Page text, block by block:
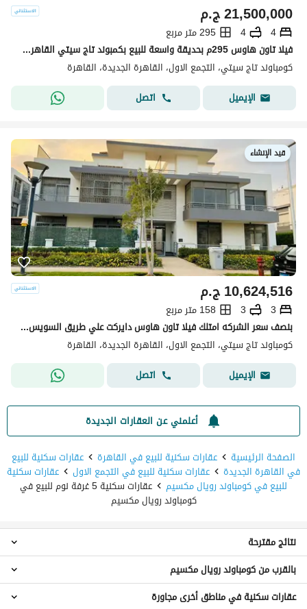
ج.م21,500,000
4
4
295 متر مربع
فيلا تاون هاوس 295م بحديقة واسعة للبيع بكمبوند تاج سيتي القاهرة الجديدة مرحلة زوون تي
كومباوند تاج سيتي، التجمع الاول، القاهرة الجديدة، القاهرة
الإيميل
اتصل
قيد الإنشاء
ج.م10,624,516
3
3
158 متر مربع
بنصف سعر الشركه امتلك فيلا تاون هاوس دايركت علي طريق السويس في التجمع الاول بجوار مطار القاهره و مدينه نصر و جاردينيا في كمبوند تاج سيتي - Taj City
كومباوند تاج سيتي، التجمع الاول، القاهرة الجديدة، القاهرة
الإيميل
اتصل
أعلمني عن العقارات الجديدة
الصفحة الرئيسية
عقارات سكنية للبيع في القاهرة عقارات سكنية للبيع
في القاهرة الجديدة عقارات سكنية للبيع في التجمع الاول عقارات سكنية
للبيع في كومباوند رويال مكسيم عقارات سكنية 5 غرفة نوم للبيع في
كومباوند رويال مكسيم
عقارات 4 غرف نوم للبيع في كومباوند رويال مكسيم
عقارات 6 غرف نوم للبيع في كومباوند رويال مكسيم
فيلات للبيع في كومباوند رويال مكسيم
نتائج مقترحة
عقارات 5 غرف نوم للبيع في كلوب سايد تاج سيتي
بالقرب من كومباوند رويال مكسيم
عقارات سكنية في مناطق أخرى مجاورة